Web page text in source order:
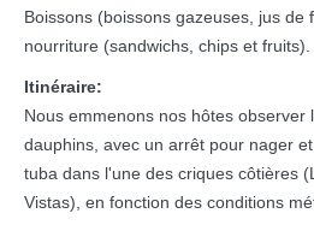
Boissons (boissons gazeuses, jus de
nourriture (sandwichs, chips et fruits).
Itinéraire:
Nous emmenons nos hôtes observer
dauphins, avec un arrêt pour nager
tuba dans l'une des criques côtières
Vistas), en fonction des conditions